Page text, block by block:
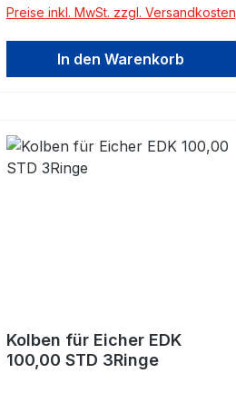
Preise inkl. MwSt. zzgl. Versandkosten
In den Warenkorb
Kolben für Eicher EDK
100,00 STD 3Ringe